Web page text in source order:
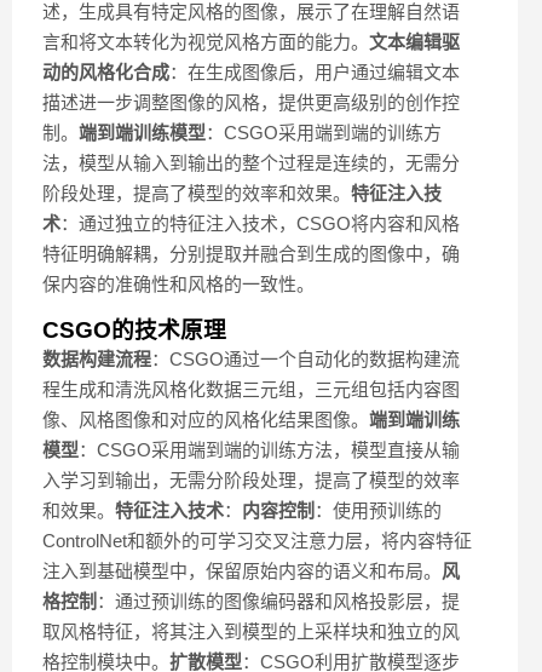
述，生成具有特定风格的图像，展示了在理解自然语
言和将文本转化为视觉风格方面的能力。 文本编辑驱
动的风格化合成：在生成图像后，用户通过编辑文本
描述进一步调整图像的风格，提供更高级别的创作控
制。 端到端训练模型：CSGO采用端到端的训练方
法，模型从输入到输出的整个过程是连续的，无需分
阶段处理，提高了模型的效率和效果。 特征注入技
术：通过独立的特征注入技术，CSGO将内容和风格
特征明确解耦，分别提取并融合到生成的图像中，确
保内容的准确性和风格的一致性。
CSGO的技术原理
数据构建流程：CSGO通过一个自动化的数据构建流
程生成和清洗风格化数据三元组，三元组包括内容图
像、风格图像和对应的风格化结果图像。 端到端训练
模型：CSGO采用端到端的训练方法，模型直接从输
入学习到输出，无需分阶段处理，提高了模型的效率
和效果。 特征注入技术： 内容控制 ：使用预训练的
ControlNet和额外的可学习交叉注意力层，将内容特征
注入到基础模型中，保留原始内容的语义和布局。 风
格控制 ：通过预训练的图像编码器和风格投影层，提
取风格特征，将其注入到模型的上采样块和独立的风
格控制模块中。 扩散模型：CSGO利用扩散模型逐步